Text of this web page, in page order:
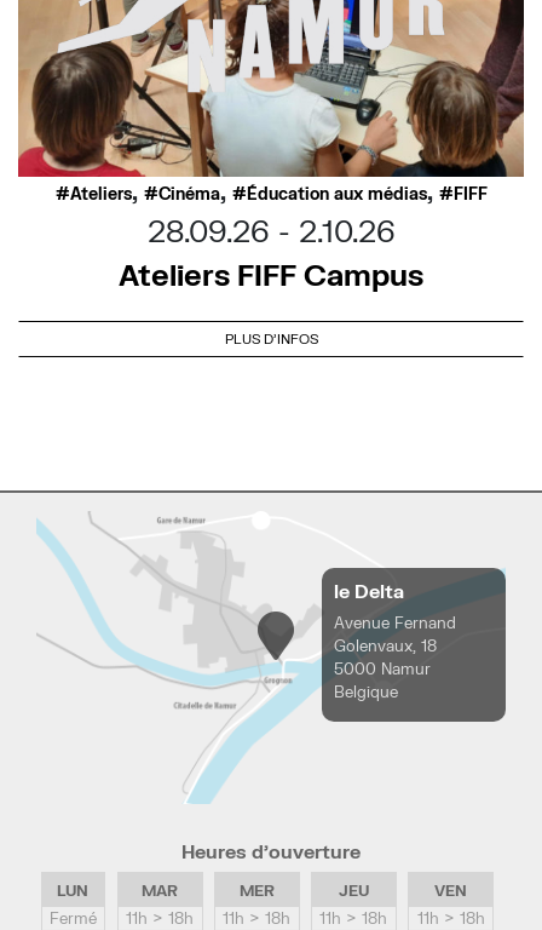
Ateliers, Cinéma, Éducation aux médias, FIFF
28.09.26
2.10.26
Ateliers FIFF Campus
PLUS D'INFOS
le Delta
Avenue Fernand
Golenvaux, 18
5000 Namur
Belgique
Heures d’ouverture
LUN
Fermé
MAR
11h > 18h
MER
11h > 18h
JEU
11h > 18h
VEN
11h > 18h